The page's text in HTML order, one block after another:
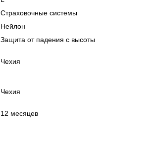
Страховочные системы
Нейлон
Защита от падения с высоты
Чехия
Чехия
12 месяцев